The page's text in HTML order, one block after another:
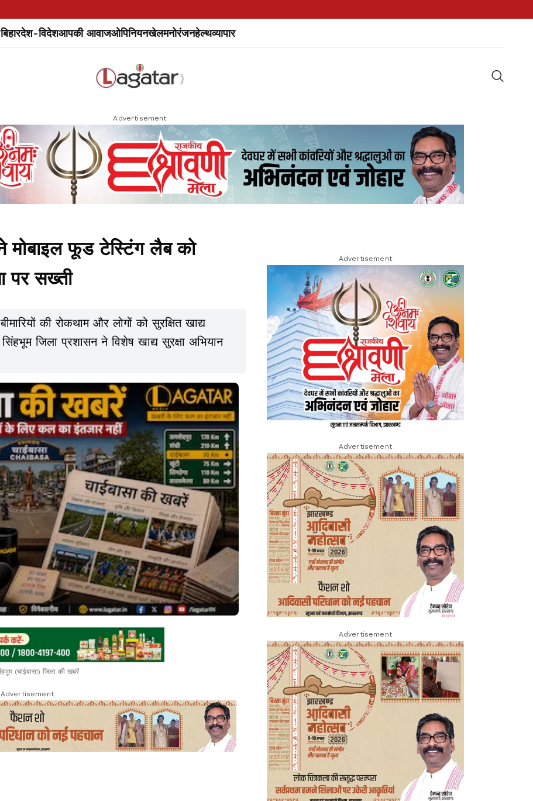
बिहारदेश-विदेशआपकी आवाजओपिनियनखेलमनोरंजनहेल्थव्यापार
Advertisement
फूड टेस्टिंग लैब को
पर सख्ती
की रोकथाम और लोगों को सुरक्षित खाद्य
जिला प्रशासन ने विशेष खाद्य सुरक्षा अभियान
(चाईबासा) जिला की खबरें
Advertisement
Advertisement
Advertisement
Advertisement